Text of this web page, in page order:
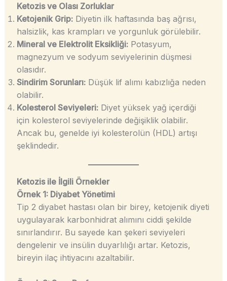
Ketozis ve Olası Zorluklar
Ketojenik Grip:Diyetin ilk haftasında baş ağrısı,
halsizlik, kas krampları ve yorgunluk görülebilir.
Mineral ve Elektrolit Eksikliği:Potasyum,
magnezyum ve sodyum seviyelerinin düşmesi
olasıdır.
Sindirim Sorunları:Düşük lif alımı kabızlığa neden
olabilir.
Kolesterol Seviyeleri:Diyet yüksek yağ içerdiği
için kolesterol seviyelerinde değişiklik olabilir.
Ancak bu, genelde iyi kolesterolün (HDL) artışı
şeklindedir.
Ketozis ile İlgili Örnekler
Örnek 1: Diyabet Yönetimi
Tip 2 diyabet hastası olan bir birey, ketojenik diyeti
uygulayarak karbonhidrat alımını ciddi şekilde
sınırlandırır. Bu sayede kan şekeri seviyeleri
dengelenir ve insülin duyarlılığı artar. Ketozis,
bireyin ilaç ihtiyacını azaltabilir.